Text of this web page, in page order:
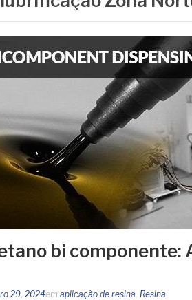
bi componente:
29, 2024em aplicação de resina, Resina